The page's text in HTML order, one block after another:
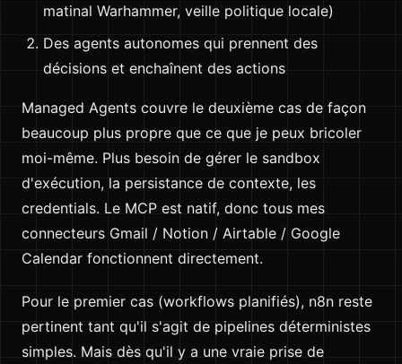
matinal Warhammer, veille politique locale)
Des agents autonomes qui prennent des
décisions et enchaînent des actions
Managed Agents couvre le deuxième cas de façon
beaucoup plus propre que ce que je peux bricoler
moi-même. Plus besoin de gérer le sandbox
d'exécution, la persistance de contexte, les
credentials. Le MCP est natif, donc tous mes
connecteurs Gmail / Notion / Airtable / Google
Calendar fonctionnent directement.
Pour le premier cas (workflows planifiés), n8n reste
pertinent tant qu'il s'agit de pipelines déterministes
simples. Mais dès qu'il y a une vraie prise de